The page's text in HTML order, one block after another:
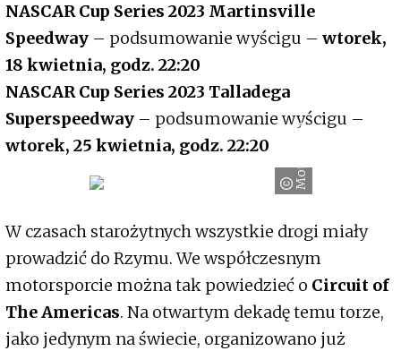
NASCAR Cup Series 2023 Martinsville
Speedway – podsumowanie wyścigu – wtorek,
18 kwietnia, godz. 22:20
NASCAR Cup Series 2023 Talladega
Superspeedway – podsumowanie wyścigu –
wtorek, 25 kwietnia, godz. 22:20
Motowizja
W czasach starożytnych wszystkie drogi miały
prowadzić do Rzymu. We współczesnym
motorsporcie można tak powiedzieć o Circuit of
The Americas. Na otwartym dekadę temu torze,
jako jedynym na świecie, organizowano już